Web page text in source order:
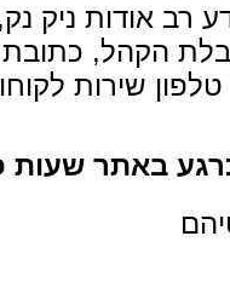
אודות ניק נק,
הקהל, כתובת
שירות
באתר שעות